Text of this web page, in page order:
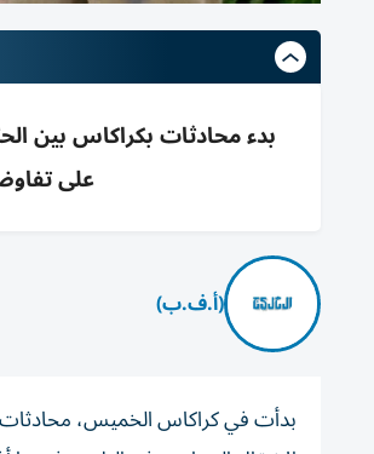
بدء محادثات بكراكاس بين
على
(أ.ف.ب)
بدأت في كراكاس الخميس، محادثات